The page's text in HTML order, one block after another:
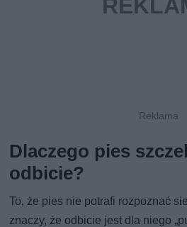
Dlaczego pies
odbicie?
To, że pies nie potrafi rozpoznać
znaczy, że odbicie jest dla niego